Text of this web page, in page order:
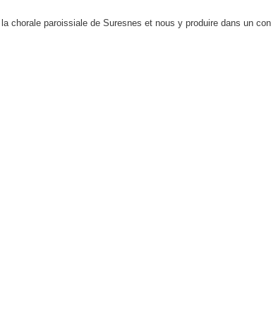
chorale paroissiale de Suresnes et nous y produire dans un